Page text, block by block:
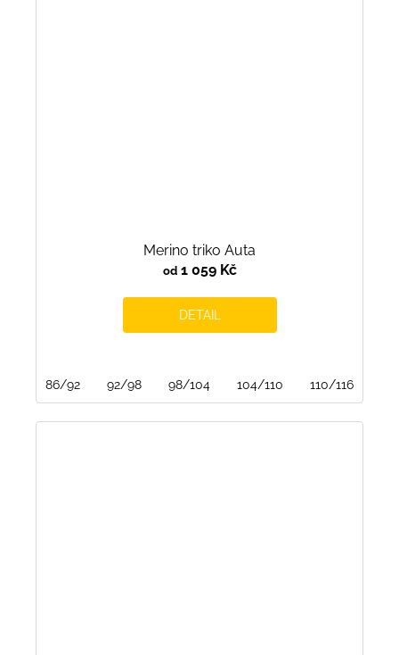
Merino triko Auta
od1 059 Kč
DETAIL
86/92 92/98 98/104 104/110 110/116